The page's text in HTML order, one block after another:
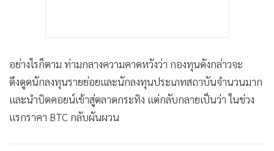
อย่างไรก็ตาม ท่ามกลางความคาดหวังว่า กองทุนดังกล่าวจะ
ดึงดูดนักลงทุนรายย่อยและนักลงทุนประเภทสถาบันจำนวนมาก
และนำบิตคอยน์เข้าสู่ตลาดกระทิง แต่กลับกลายเป็นว่า ในช่วง
แรกราคา BTC กลับผันผวน